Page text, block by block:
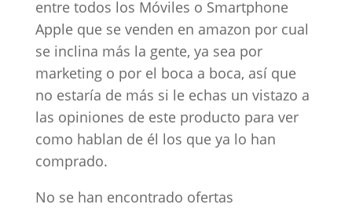
entre todos los Móviles o Smartphone
Apple que se venden en amazon por cual
se inclina más la gente, ya sea por
marketing o por el boca a boca, así que
no estaría de más si le echas un vistazo a
las opiniones de este producto para ver
como hablan de él los que ya lo han
comprado.
No se han encontrado ofertas